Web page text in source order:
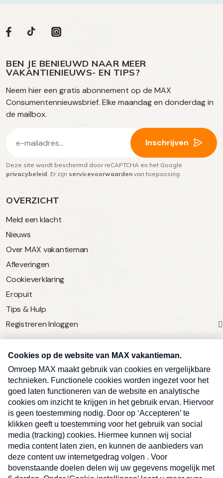
OVERZICHT
Meld een klacht
Nieuws
Over MAX vakantieman
Afleveringen
Cookieverklaring
Eropuit
Tips & Hulp
Registreren Inloggen
SERVICE
Over Omroep MAX
MAX Vandaag
MAX Meldpunt
Pers
Contact
Algemene voorwaarden
Privacyverklaring
Volg
op
social
media
Social
Volg
op
Facebook
Volg
op
TikTok
Volg
op
Instagram
BEN JE BENIEUWD NAAR MEER
VAKANTIENIEUWS- EN TIPS?
Neem hier een gratis abonnement op de MAX
Consumentennieuwsbrief. Elke maandag en donderdag in
de mailbox.
mailadres
(Vereist)
Inschrijven
Deze site wordt beschermd door reCAPTCHA en het Google
privacybeleid. Er zijn servicevoorwaarden van toepassing.
Ben je benieuwd naar meer
vakantienieuws- en tips?